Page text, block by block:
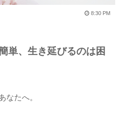
8:30 PM
単、生き延びるのは困
なたへ。